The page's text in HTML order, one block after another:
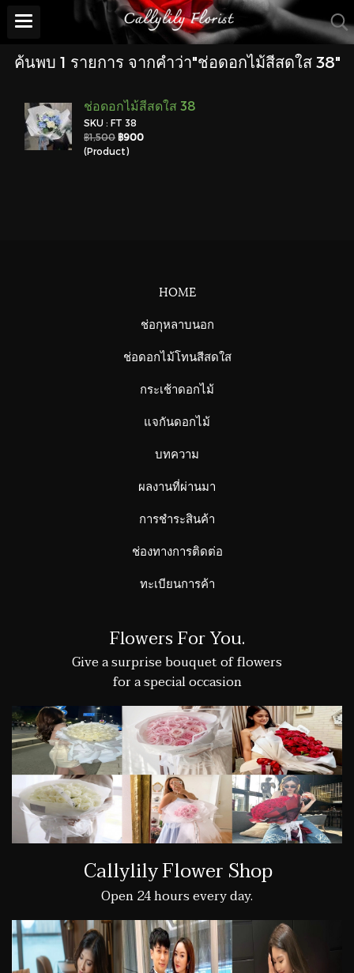
ค้นพบ 1 รายการ จากคำว่า"ช่อดอกไม้สีสดใส 38"
ช่อดอกไม้สีสดใส 38
SKU : FT 38
฿1,500 ฿900
(Product)
HOME
ช่อกุหลาบนอก
ช่อดอกไม้โทนสีสดใส
กระเช้าดอกไม้
แจกันดอกไม้
บทความ
ผลงานที่ผ่านมา
การชำระสินค้า
ช่องทางการติดต่อ
ทะเบียนการค้า
Flowers For You.
Give a surprise bouquet of flowers
for a special occasion
Callylily Flower Shop
Open 24 hours every day.